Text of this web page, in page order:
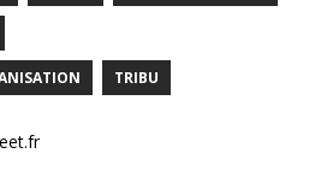
TRIBU